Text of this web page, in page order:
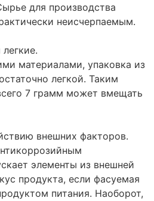
для производства
неисчерпаемым.
материалами, упаковка из
легкой. Таким
7 грамм может вмещать
внешних факторов.
элементы из внешней
продукта, если фасуемая
питания. Наоборот,